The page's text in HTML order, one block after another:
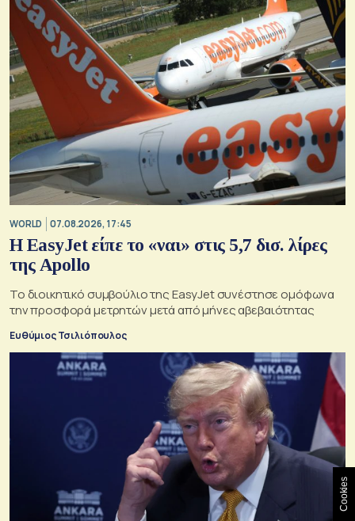
WORLD 07.08.2026, 17:45
Η EasyJet είπε το «ναι» στις 5,7 δισ. λίρες
της Apollo
Το διοικητικό συμβούλιο της EasyJet συνέστησε ομόφωνα
την προσφορά μετρητών μετά από μήνες αβεβαιότητας
Ευθύμιος Τσιλιόπουλος
Cookies